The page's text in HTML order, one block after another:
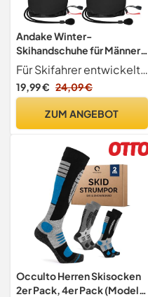
Andake Winter-
Skihandschuhe für Männer,
Frauen und Jugendliche,
wasserdichte und isolierte
Schneehandschuhe für
professionelle
Skifahren, Snowboarden
und Wintersport
Für Skifahrer entwickelt, mit Fokus auf Schutz Diese Handschuhe für Anfänger und Fortgeschrittene kombinieren Sicherheit mit ganztägigem Komfort. Moderne, atmungsaktive & wasserdichte Materialien garantieren zuverlässige Wärme und schützen vor Nässe. Der sichere Sitz verhindert das Eindringen von Schnee für optimalen Ski-Schutz. Erhältlich in vielen Größen und Farben für Damen, Herren und Jugendliche.
19,99 € 24,09 €
ZUM ANGEBOT
Occulto Herren Skisocken
2er Pack, 4er Pack (Modell: